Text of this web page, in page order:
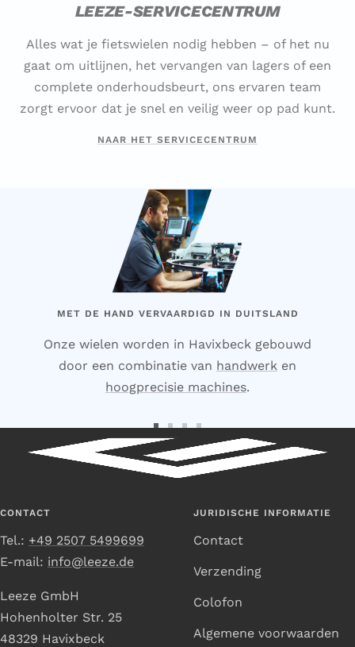
LEEZE-SERVICECENTRUM
Alles wat je fietswielen nodig hebben – of het nu
gaat om uitlijnen, het vervangen van lagers of een
complete onderhoudsbeurt, ons ervaren team
zorgt ervoor dat je snel en veilig weer op pad kunt.
NAAR HET SERVICECENTRUM
MET DE HAND VERVAARDIGD IN DUITSLAND
Onze wielen worden in Havixbeck gebouwd
door een combinatie van handwerk en
hoogprecisie machines.
Ga
naar
dia
Ga
naar
dia
naar
dia
naar
dia
CONTACT
Tel.: +49 2507 5499699
E-mail: info@leeze.de
Leeze GmbH
Hohenholter Str. 25
48329 Havixbeck
JURIDISCHE INFORMATIE
Contact
Verzending
Colofon
Algemene voorwaarden